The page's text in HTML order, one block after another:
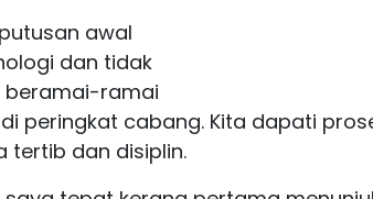
awal
dan tidak
beramai-ramai
peringkat cabang. Kita dapati
tertib dan disiplin.